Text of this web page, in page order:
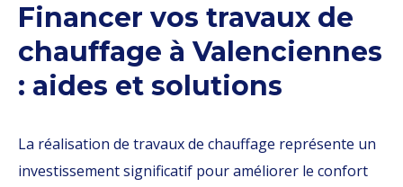
Financer vos travaux de
chauffage à Valenciennes
: aides et solutions
La réalisation de travaux de chauffage représente un
investissement significatif pour améliorer le confort